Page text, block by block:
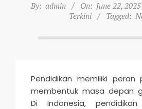
By: admin On: June 22, 2025
Terkini
Tagged:
Pendidikan memiliki peran
membentuk masa depan
Di Indonesia,